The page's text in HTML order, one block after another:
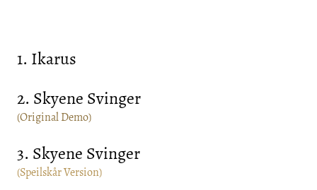
1. Ikarus
2. Skyene Svinger
(Original Demo)
3. Skyene Svinger
(Speilskår Version)